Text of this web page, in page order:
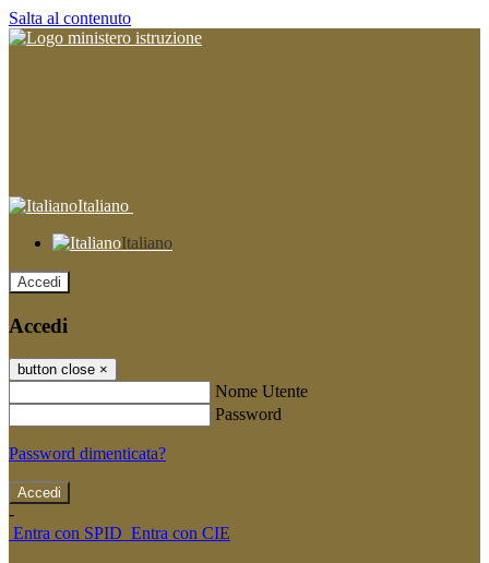
Salta al contenuto
Italiano
Italiano
Accedi
Accedi
button close ×
Nome Utente
Password
Password dimenticata?
-
Entra con SPID Entra con CIE